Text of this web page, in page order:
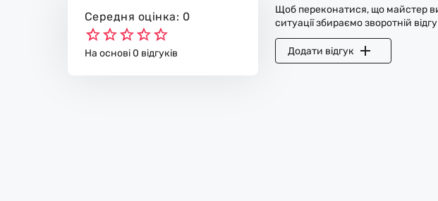
Середня оцінка: 0
На основі 0 відгуків
Щоб переконатися, що майстер
ситуації збираємо зворотній
Додати відгук